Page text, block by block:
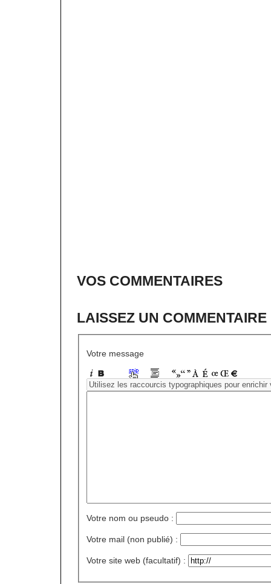
VOS COMMENTAIRES
LAISSEZ UN COMMENTAIRE
Votre message
Votre nom ou pseudo :
Votre mail (non publié) :
Votre site web (facultatif) :